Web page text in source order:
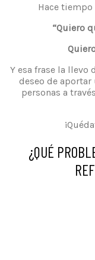
Hace
“Quiero
Y esa frase la llevo
deseo de
personas a
¿QUÉ